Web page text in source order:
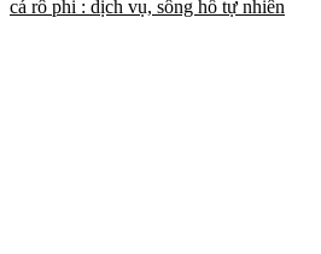
cá rô phi : dịch vụ, sông hồ tự nhiên